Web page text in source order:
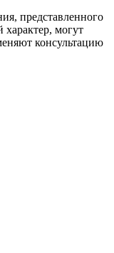
представленного
характер, могут
консультацию